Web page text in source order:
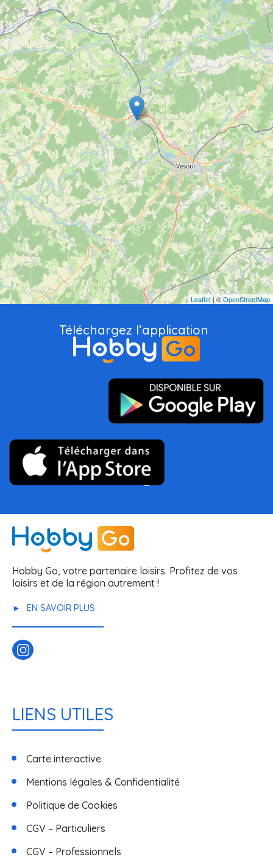
Leaflet | ©OpenStreetMap
Téléchargez l’application
Hobby Go, votre partenaire loisirs. Profitez de vos
loisirs et de la région autrement !
EN SAVOIR PLUS
LIENS UTILES
Carte interactive
Mentions légales & Confidentialité
Politique de Cookies
CGV – Particuliers
CGV – Professionnels